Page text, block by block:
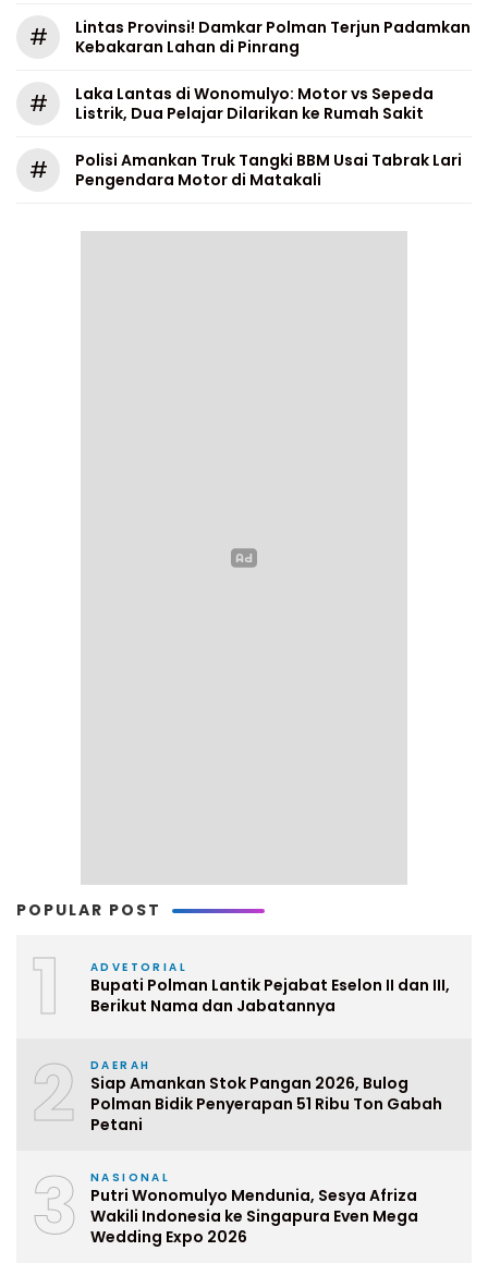
#
Lintas Provinsi! Damkar Polman Terjun Padamkan
Kebakaran Lahan di Pinrang
#
Laka Lantas di Wonomulyo: Motor vs Sepeda
Listrik, Dua Pelajar Dilarikan ke Rumah Sakit
#
Polisi Amankan Truk Tangki BBM Usai Tabrak Lari
Pengendara Motor di Matakali
POPULAR POST
1 ADVETORIAL
Bupati Polman Lantik Pejabat Eselon II dan III,
Berikut Nama dan Jabatannya
2 DAERAH
Siap Amankan Stok Pangan 2026, Bulog
Polman Bidik Penyerapan 51 Ribu Ton Gabah
Petani
3 NASIONAL
Putri Wonomulyo Mendunia, Sesya Afriza
Wakili Indonesia ke Singapura Even Mega
Wedding Expo 2026